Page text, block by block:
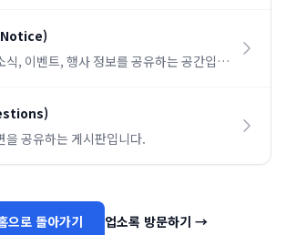
Notice)
식, 이벤트, 행사 정보를 공유하는 공간입니
)
을 공유하는 게시판입니다.
으로 돌아가기 업소록 방문하기 →